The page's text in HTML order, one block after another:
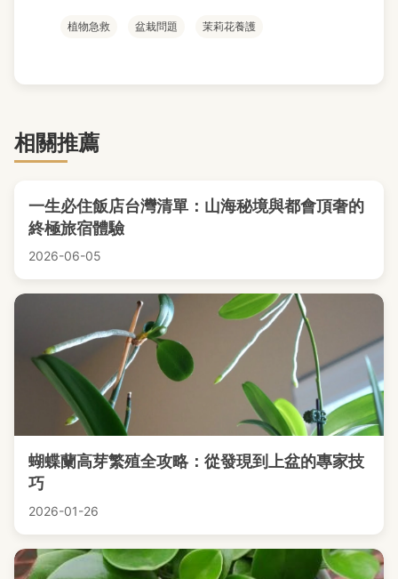
植物急救 盆栽問題 茉莉花養護
相關推薦
一生必住飯店台灣清單：山海秘境與都會頂奢的
終極旅宿體驗
2026-06-05
蝴蝶蘭高芽繁殖全攻略：從發現到上盆的專家技
巧
2026-01-26